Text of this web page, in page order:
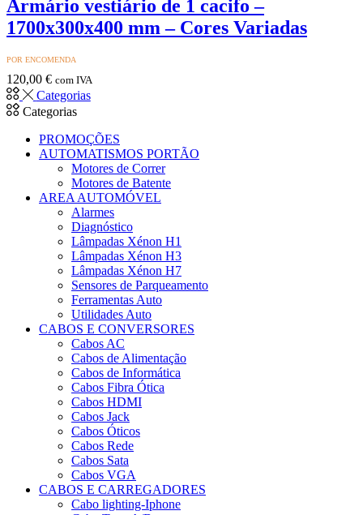
Armário vestiário de 1 cacifo –
1700x300x400 mm – Cores Variadas
POR ENCOMENDA
120,00 € com IVA
Categorias
Categorias
PROMOÇÕES
AUTOMATISMOS PORTÃO
Motores de Correr
Motores de Batente
AREA AUTOMÓVEL
Alarmes
Diagnóstico
Lâmpadas Xénon H1
Lâmpadas Xénon H3
Lâmpadas Xénon H7
Sensores de Parqueamento
Ferramentas Auto
Utilidades Auto
CABOS E CONVERSORES
Cabos AC
Cabos de Alimentação
Cabos de Informática
Cabos Fibra Ótica
Cabos HDMI
Cabos Jack
Cabos Óticos
Cabos Rede
Cabos Sata
Cabos VGA
CABOS E CARREGADORES
Cabo lighting-Iphone